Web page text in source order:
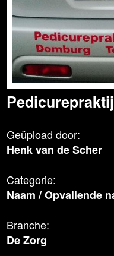
Geüpload door:
Henk van de Scher
Categorie:
Naam /Opvallende
Branche:
De Zorg